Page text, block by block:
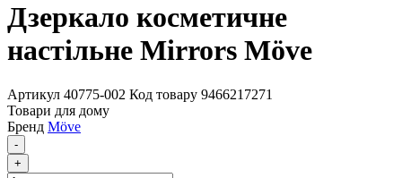
Дзеркало косметичне
настільне Mirrors Möve
Артикул 40775-002 Код товару 9466217271
Товари для дому
Бренд Möve
-
+